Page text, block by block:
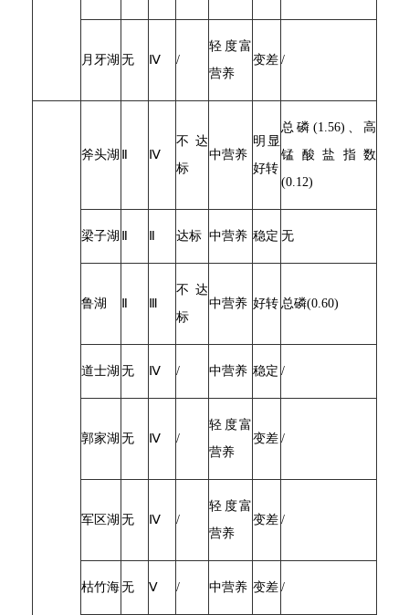
月牙湖 无 Ⅳ /
轻度富
营养
变差 /
斧头湖 Ⅳ
不达
标
中营养
明显
好转
总磷(1.56)、高
锰酸盐指数
(0.12)
梁子湖 达标 中营养 稳定 无
鲁湖
不达
标
中营养 好转 总磷(0.60)
道士湖 无 Ⅳ / 中营养 稳定 /
郭家湖 无 Ⅳ /
轻度富
营养
变差 /
军区湖 无 Ⅳ /
轻度富
营养
变差 /
枯竹海无 Ⅴ / 中营养 变差 /